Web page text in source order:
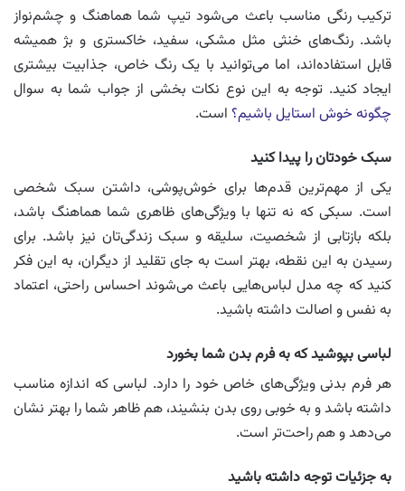
ترکیب رنگی مناسب باعث می‌شود تیپ شما هماهنگ و چشم‌نواز
باشد. رنگ‌های خنثی مثل مشکی، سفید، خاکستری و بژ همیشه
قابل استفاده‌اند، اما می‌توانید با یک رنگ خاص، جذابیت بیشتری
ایجاد کنید. توجه به این نوع نکات بخشی از جواب شما به سوال
چگونه خوش استایل باشیم؟ است.
سبک خودتان را پیدا کنید
یکی از مهم‌ترین قدم‌ها برای خوش‌پوشی، داشتن سبک شخصی
است. سبکی که نه تنها با ویژگی‌های ظاهری شما هماهنگ باشد،
بلکه بازتابی از شخصیت، سلیقه و سبک زندگی‌تان نیز باشد. برای
رسیدن به این نقطه، بهتر است به جای تقلید از دیگران، به این فکر
کنید که چه مدل لباس‌هایی باعث می‌شوند احساس راحتی، اعتماد
به نفس و اصالت داشته باشید.
لباسی بپوشید که به فرم بدن شما بخورد
هر فرم بدنی ویژگی‌های خاص خود را دارد. لباسی که اندازه مناسب
داشته باشد و به خوبی روی بدن بنشیند، هم ظاهر شما را بهتر نشان
می‌دهد و هم راحت‌تر است.
به جزئیات توجه داشته باشید